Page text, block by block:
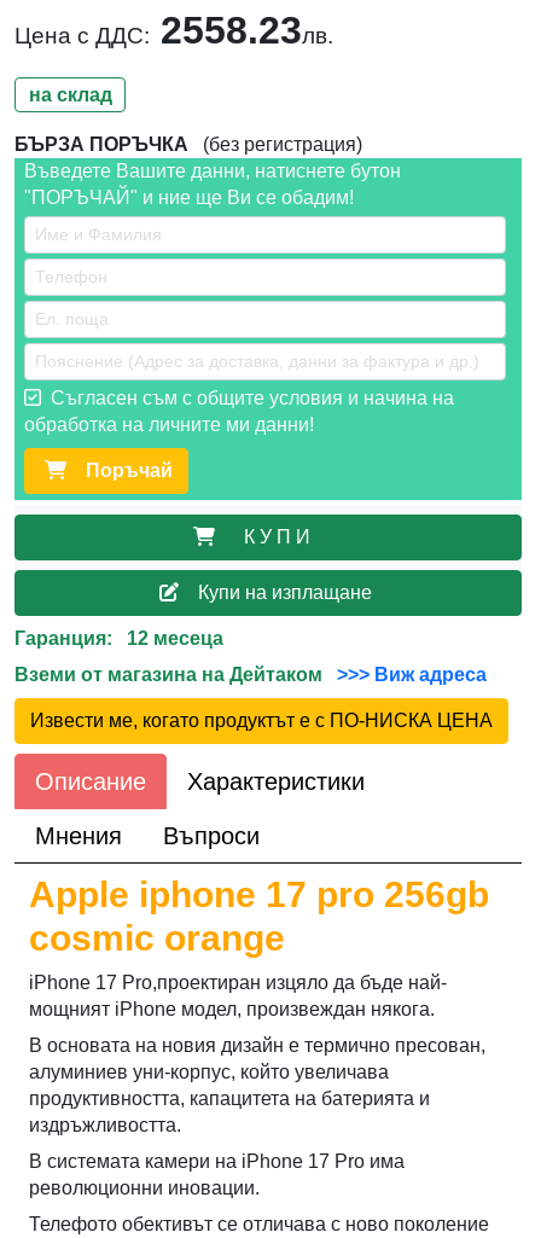
Цена с ДДС: 2558.23лв.
на склад
БЪРЗА ПОРЪЧКА (без регистрация)
Въведете Вашите данни, натиснете бутон
"ПОРЪЧАЙ" и ние ще Ви се обадим!
Съгласен съм с общите условия и начина на
обработка на личните ми данни!
Поръчай
К У П И
Купи на изплащане
Гаранция: 12 месеца
Вземи от магазина на Дейтаком
>>> Виж адреса
Извести ме, когато продуктът е с ПО-НИСКА ЦЕНА
Описание Характеристики
Мнения Въпроси
Apple iphone 17 pro 256gb
cosmic orange
iPhone 17 Pro,проектиран изцяло да бъде най-
мощният iPhone модел, произвеждан някога.
В основата на новия дизайн е термично пресован,
алуминиев уни-корпус, който увеличава
продуктивността, капацитета на батерията и
издръжливостта.
В системата камери на iPhone 17 Pro има
революционни иновации.
Телефото обективът се отличава с ново поколение